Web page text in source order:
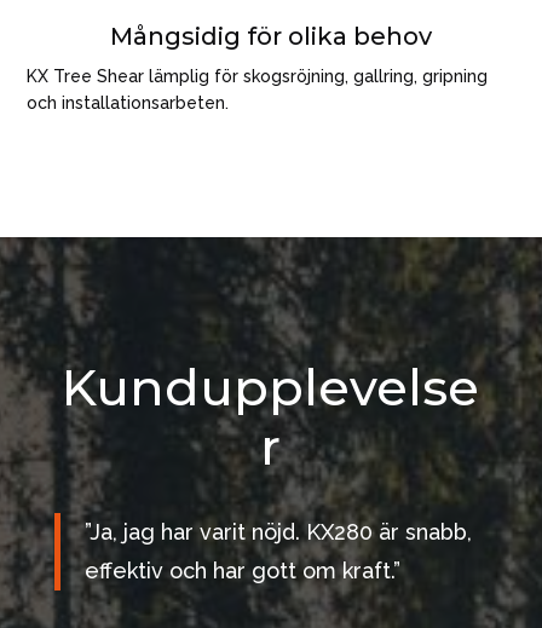
Mångsidig för olika behov
KX Tree Shear lämplig för skogsröjning, gallring, gripning
och installationsarbeten.
Kundupplevelse
r
”Ja, jag har varit nöjd. KX280 är snabb,
effektiv och har gott om kraft.”